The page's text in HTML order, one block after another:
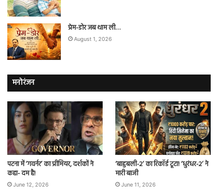
प्रेम-डोर जब थाम ली…
August 1, 2026
मनोरंजन
पटना में ‘गवर्नर’ का प्रीमियर, दर्शकों ने
कहा- दम है!
June 12, 2026
‘बाहुबली-2’ का रिकॉर्ड टूटा! ‘धुरंधर-2’ ने
मारी बाजी
June 11, 2026